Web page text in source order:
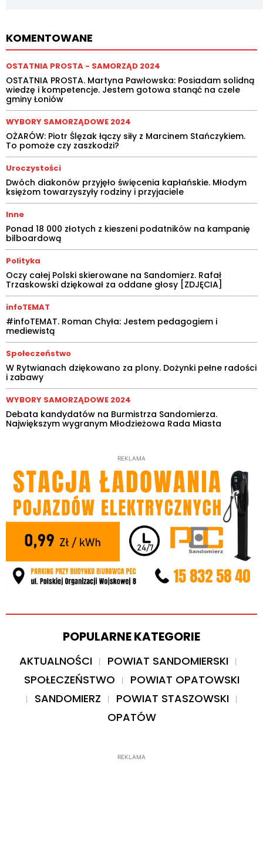
KOMENTOWANE
OSTATNIA PROSTA - SAMORZĄD 2024
OSTATNIA PROSTA. Martyna Pawłowska: Posiadam solidną
wiedzę i kompetencje. Jestem gotowa stanąć na czele
gminy Łoniów
WYBORY SAMORZĄDOWE 2024
OŻARÓW: Piotr Ślęzak łączy siły z Marcinem Stańczykiem.
To pomoże czy zaszkodzi?
Uroczystości
Dwóch diakonów przyjęło święcenia kapłańskie. Młodym
księżom towarzyszyły rodziny i przyjaciele
Inne
Ponad 18 000 złotych z kieszeni podatników na kampanię
bilboardową
Polityka
Oczy całej Polski skierowane na Sandomierz. Rafał
Trzaskowski dziękował za oddane głosy [ZDJĘCIA]
infoTEMAT
#infoTEMAT. Roman Chyła: Jestem pedagogiem i
mediewistą
Społeczeństwo
W Rytwianach dziękowano za plony. Dożynki pełne radości
i zabawy
WYBORY SAMORZĄDOWE 2024
Debata kandydatów na Burmistrza Sandomierza.
Największym wygranym Młodzieżowa Rada Miasta
REKLAMA
POPULARNE KATEGORIE
AKTUALNOŚCI
POWIAT SANDOMIERSKI
SPOŁECZEŃSTWO
POWIAT OPATOWSKI
SANDOMIERZ
POWIAT STASZOWSKI
OPATÓW
REKLAMA